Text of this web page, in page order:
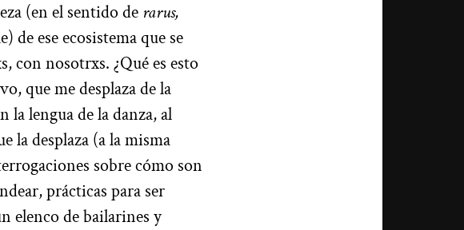
(en el sentido de rarus,
de ese ecosistema que se
con nosotrxs. ¿Qué es esto
que me desplaza de la
la lengua de la danza, al
la desplaza (a la misma
sobre cómo son
prácticas para ser
elenco de bailarines y